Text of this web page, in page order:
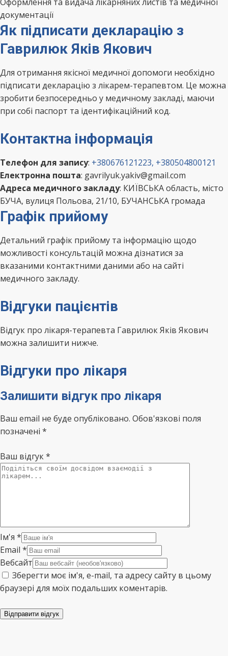
документації
Як підписати декларацію з
Гаврилюк Яків Якович
Для отримання якісної медичної допомоги необхідно
підписати декларацію з лікарем-терапевтом. Це можна
зробити безпосередньо у медичному закладі, маючи
при собі паспорт та ідентифікаційний код.
Контактна інформація
Телефон для запису: +380676121223, +380504800121
Електронна пошта: gavrilyuk.yakiv@gmail.com
Адреса медичного закладу: КИЇВСЬКА область, місто
БУЧА, вулиця Польова, 21/10, БУЧАНСЬКА громада
Графік прийому
Детальний графік прийому та інформацію щодо
можливості консультацій можна дізнатися за
вказаними контактними даними або на сайті
медичного закладу.
Відгуки пацієнтів
Відгук про лікаря-терапевта Гаврилюк Яків Якович
можна залишити нижче.
Відгуки про лікаря
Залишити відгук про лікаря
Ваш email не буде опубліковано. Обов'язкові поля
позначені *
Ваш відгук*
Ім'я *
Email *
Вебсайт
Зберегти моє ім'я, e-mail, та адресу сайту в цьому
браузері для моїх подальших коментарів.
Відправити відгук